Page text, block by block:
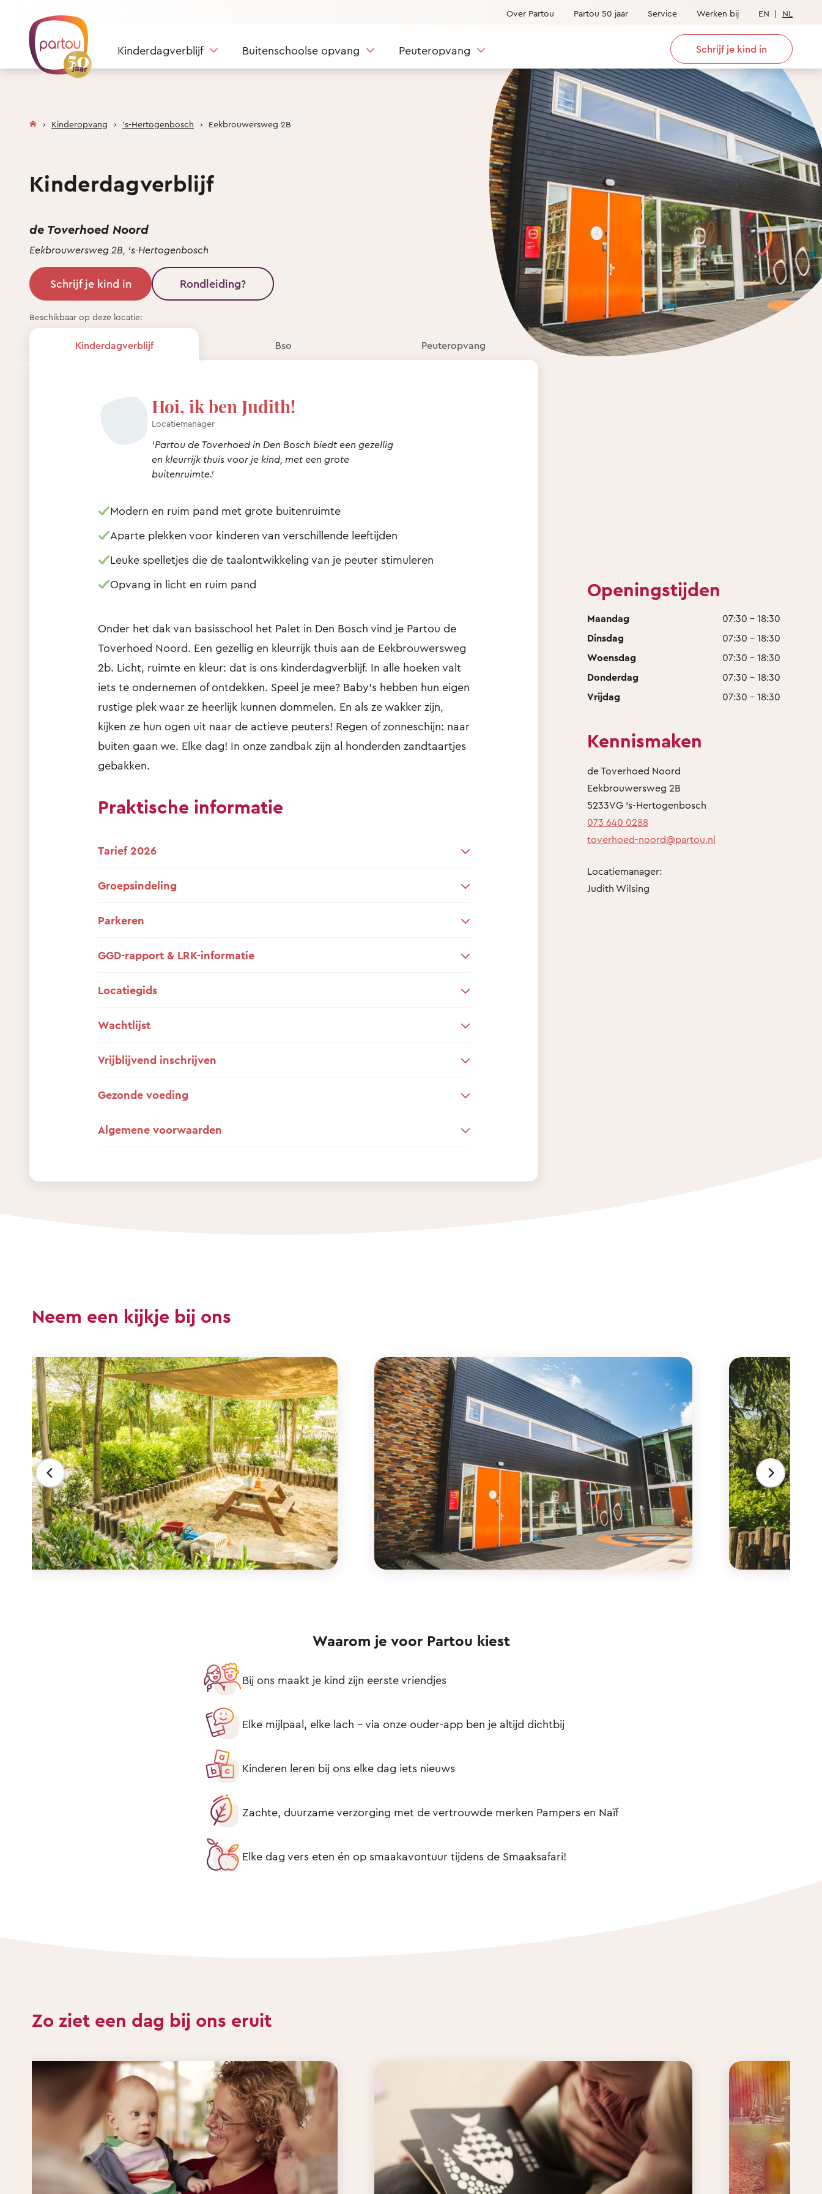
Over Partou Partou 50 jaar Service Werken bij EN | NL
Kinderdagverblijf Buitenschoolse opvang Peuteropvang Schrijf je kind in
Kinderopvang 's-Hertogenbosch Eekbrouwersweg 2B
Kinderdagverblijf
de Toverhoed Noord
Eekbrouwersweg 2B, 's-Hertogenbosch
Schrijf je kind in Rondleiding?
Beschikbaar op deze locatie:
Kinderdagverblijf Bso Peuteropvang
Hoi, ik ben Judith!
Locatiemanager
‘Partou de Toverhoed in Den Bosch biedt een gezellig
en kleurrijk thuis voor je kind, met een grote
buitenruimte.’
Modern en ruim pand met grote buitenruimte
Aparte plekken voor kinderen van verschillende leeftijden
Leuke spelletjes die de taalontwikkeling van je peuter stimuleren
Opvang in licht en ruim pand
Onder het dak van basisschool het Palet in Den Bosch vind je Partou de
Toverhoed Noord. Een gezellig en kleurrijk thuis aan de Eekbrouwersweg
2b. Licht, ruimte en kleur: dat is ons kinderdagverblijf. In alle hoeken valt
iets te ondernemen of ontdekken. Speel je mee? Baby's hebben hun eigen
rustige plek waar ze heerlijk kunnen dommelen. En als ze wakker zijn,
kijken ze hun ogen uit naar de actieve peuters! Regen of zonneschijn: naar
buiten gaan we. Elke dag! In onze zandbak zijn al honderden zandtaartjes
gebakken.
Praktische informatie
Tarief 2026
Groepsindeling
Parkeren
GGD-rapport & LRK-informatie
Locatiegids
Wachtlijst
Vrijblijvend inschrijven
Gezonde voeding
Algemene voorwaarden
Openingstijden
Maandag
07:30 - 18:30
Dinsdag
07:30 - 18:30
Woensdag
07:30 - 18:30
Donderdag
07:30 - 18:30
Vrijdag
07:30 - 18:30
Kennismaken
de Toverhoed Noord
Eekbrouwersweg 2B
5233VG 's-Hertogenbosch
073 640 0288
toverhoed-noord@partou.nl
Locatiemanager:
Judith Wilsing
Neem een kijkje bij ons
Waarom je voor Partou kiest
Bij ons maakt je kind zijn eerste vriendjes
Elke mijlpaal, elke lach – via onze ouder-app ben je altijd dichtbij
Kinderen leren bij ons elke dag iets nieuws
Zachte, duurzame verzorging met de vertrouwde merken Pampers en Naïf
Elke dag vers eten én op smaakavontuur tijdens de Smaaksafari!
Zo ziet een dag bij ons eruit